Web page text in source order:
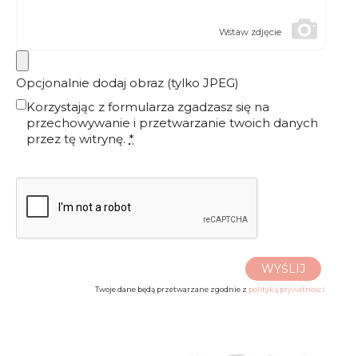
Wstaw zdjęcie
Opcjonalnie dodaj obraz (tylko JPEG)
Korzystając z formularza zgadzasz się na
przechowywanie i przetwarzanie twoich danych
przez tę witrynę. *
WYŚLIJ
Twoje dane będą przetwarzane zgodnie z polityką prywatności.